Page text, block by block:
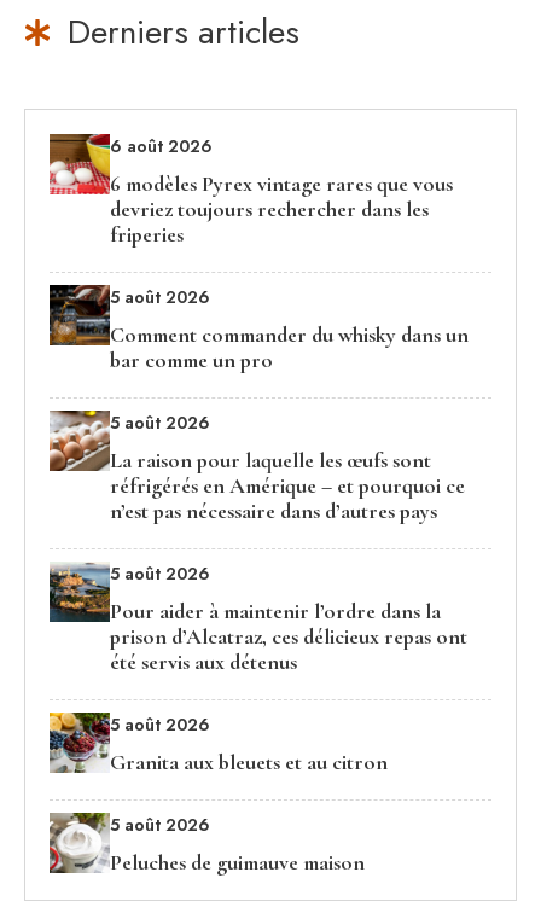
Derniers articles
6 août 2026
6 modèles Pyrex vintage rares que vous
devriez toujours rechercher dans les
friperies
5 août 2026
Comment commander du whisky dans un
bar comme un pro
5 août 2026
La raison pour laquelle les œufs sont
réfrigérés en Amérique – et pourquoi ce
n’est pas nécessaire dans d’autres pays
5 août 2026
Pour aider à maintenir l’ordre dans la
prison d’Alcatraz, ces délicieux repas ont
été servis aux détenus
5 août 2026
Granita aux bleuets et au citron
5 août 2026
Peluches de guimauve maison